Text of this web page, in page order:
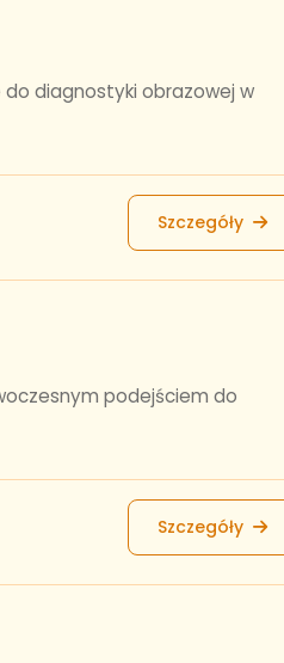
do diagnostyki obrazowej w
Szczegóły
podejściem do
Szczegóły